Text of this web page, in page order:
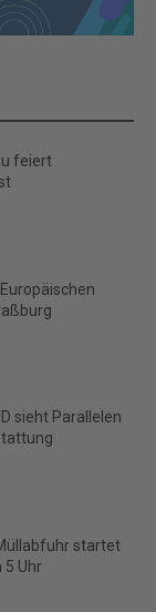
feiert
sieht Parallelen
startet
5 Uhr